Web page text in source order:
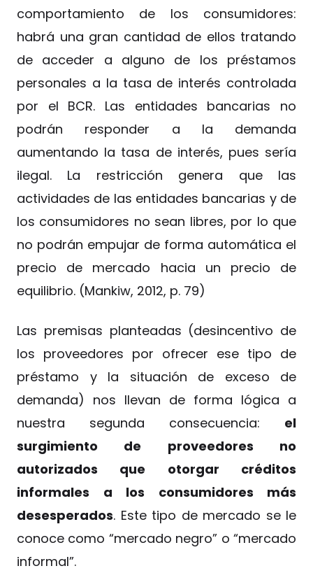
comportamiento de los consumidores:
habrá una gran cantidad de ellos tratando
de acceder a alguno de los préstamos
personales a la tasa de interés controlada
por el BCR. Las entidades bancarias no
podrán responder a la demanda
aumentando la tasa de interés, pues sería
ilegal. La restricción genera que las
actividades de las entidades bancarias y de
los consumidores no sean libres, por lo que
no podrán empujar de forma automática el
precio de mercado hacia un precio de
equilibrio. (Mankiw, 2012, p. 79)
Las premisas planteadas (desincentivo de
los proveedores por ofrecer ese tipo de
préstamo y la situación de exceso de
demanda) nos llevan de forma lógica a
nuestra segunda consecuencia: el
surgimiento de proveedores no
autorizados que otorgar créditos
informales a los consumidores más
desesperados. Este tipo de mercado se le
conoce como “mercado negro” o “mercado
informal”.